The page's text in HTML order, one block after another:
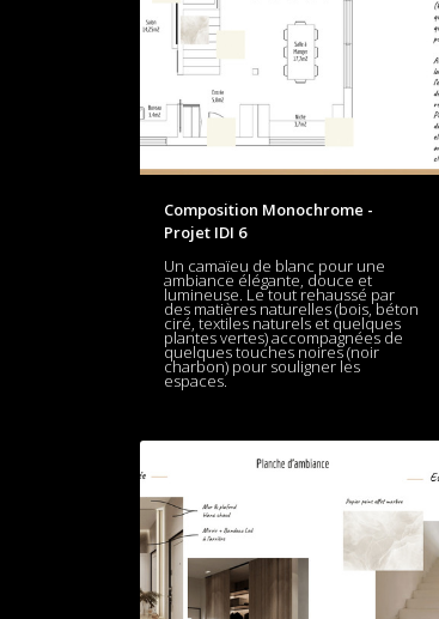
Composition Monochrome -
Projet IDI 6
Un camaïeu de blanc pour une
ambiance élégante, douce et
lumineuse. Le tout rehaussé par
des matières naturelles (bois, béton
ciré, textiles naturels et quelques
plantes vertes) accompagnées de
quelques touches noires (noir
charbon) pour souligner les
espaces.